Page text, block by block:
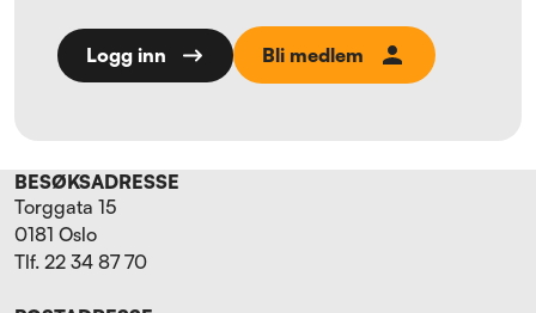
Logg inn Bli medlem
BESØKSADRESSE
Torggata 15
0181 Oslo
Tlf. 22 34 87 70